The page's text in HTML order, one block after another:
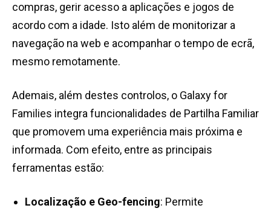
compras, gerir acesso a aplicações e jogos de
acordo com a idade. Isto além de monitorizar a
navegação na web e acompanhar o tempo de ecrã,
mesmo remotamente.
Ademais, além destes controlos, o Galaxy for
Families integra funcionalidades de Partilha Familiar
que promovem uma experiência mais próxima e
informada. Com efeito, entre as principais
ferramentas estão:
Localização e Geo-fencing: Permite